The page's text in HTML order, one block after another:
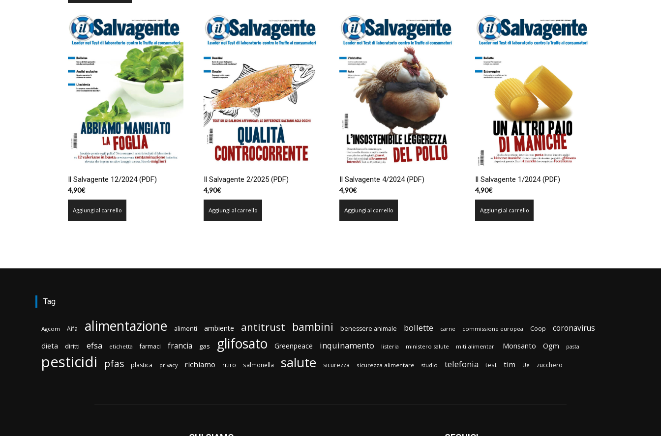
Il Salvagente 12/2024 (PDF)
4,90€
Aggiungi al carrello
Il Salvagente 2/2025 (PDF)
4,90€
Aggiungi al carrello
Il Salvagente 4/2024 (PDF)
4,90€
Aggiungi al carrello
Il Salvagente 1/2024 (PDF)
4,90€
Aggiungi al carrello
Tag
Agcom Aifa alimentazione alimenti ambiente antitrust bambini benessere animale bollette carne commissione europea Coop coronavirus
dieta diritti efsa etichetta farmaci francia gas glifosato Greenpeace inquinamento listeria ministero salute miti alimentari Monsanto Ogm pasta
pesticidi pfas plastica privacy richiamo ritiro salmonella salute sicurezza sicurezza alimentare studio telefonia test tim Ue zucchero